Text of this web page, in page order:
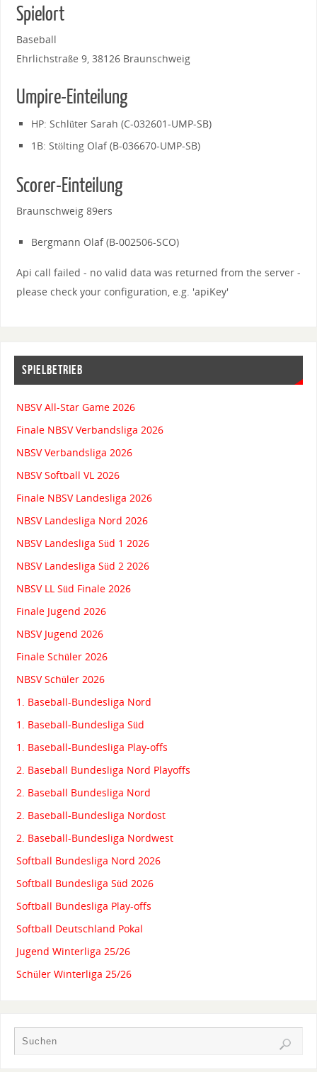
Spielort
Baseball
Ehrlichstraße 9, 38126 Braunschweig
Umpire-Einteilung
HP: Schlüter Sarah (C-032601-UMP-SB)
1B: Stölting Olaf (B-036670-UMP-SB)
Scorer-Einteilung
Braunschweig 89ers
Bergmann Olaf (B-002506-SCO)
Api call failed - no valid data was returned from the server -
please check your configuration, e.g. 'apiKey'
SPIELBETRIEB
NBSV All-Star Game 2026
Finale NBSV Verbandsliga 2026
NBSV Verbandsliga 2026
NBSV Softball VL 2026
Finale NBSV Landesliga 2026
NBSV Landesliga Nord 2026
NBSV Landesliga Süd 1 2026
NBSV Landesliga Süd 2 2026
NBSV LL Süd Finale 2026
Finale Jugend 2026
NBSV Jugend 2026
Finale Schüler 2026
NBSV Schüler 2026
1. Baseball-Bundesliga Nord
1. Baseball-Bundesliga Süd
1. Baseball-Bundesliga Play-offs
2. Baseball Bundesliga Nord Playoffs
2. Baseball Bundesliga Nord
2. Baseball-Bundesliga Nordost
2. Baseball-Bundesliga Nordwest
Softball Bundesliga Nord 2026
Softball Bundesliga Süd 2026
Softball Bundesliga Play-offs
Softball Deutschland Pokal
Jugend Winterliga 25/26
Schüler Winterliga 25/26